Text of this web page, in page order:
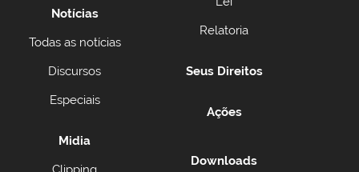
Notícias
Todas as notícias
Discursos
Especiais
Midia
Relatoria
Seus Direitos
Ações
Downloads